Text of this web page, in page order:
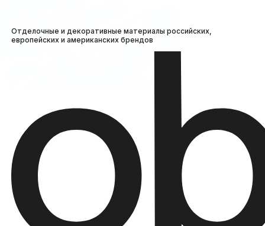
Отделочные и декоративные материалы российских,
европейских и американских брендов